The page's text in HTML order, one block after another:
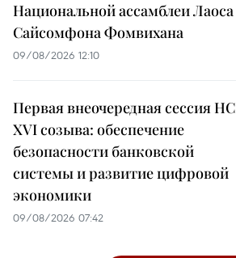
Национальной ассамблеи Лаоса
Сайсомфона Фомвихана
09/08/2026 12:10
Первая внеочередная сессия НС
XVI созыва: обеспечение
безопасности банковской
системы и развитие цифровой
экономики
09/08/2026 07:42